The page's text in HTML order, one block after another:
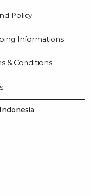
Policy
Informations
& Conditions